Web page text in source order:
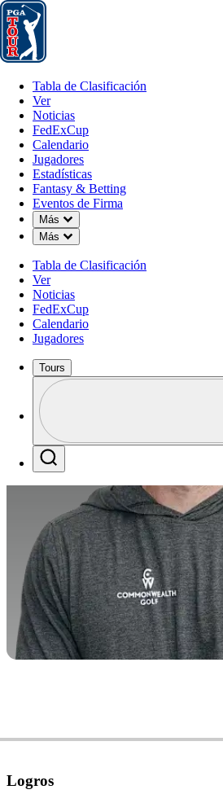
Tabla de Clasificación
Tabla de Clasificación
Ver
Noticias
FedExCup
Calendario
Jugadores
Estadísticas
Fantasy & Betting
Eventos de Firma
Más
Down Chevron
Más
Down Chevron
Tabla de Clasificación
Ver
Noticias
FedExCup
Calendario
Jugadores
Tours
Profile / PGA
Logros